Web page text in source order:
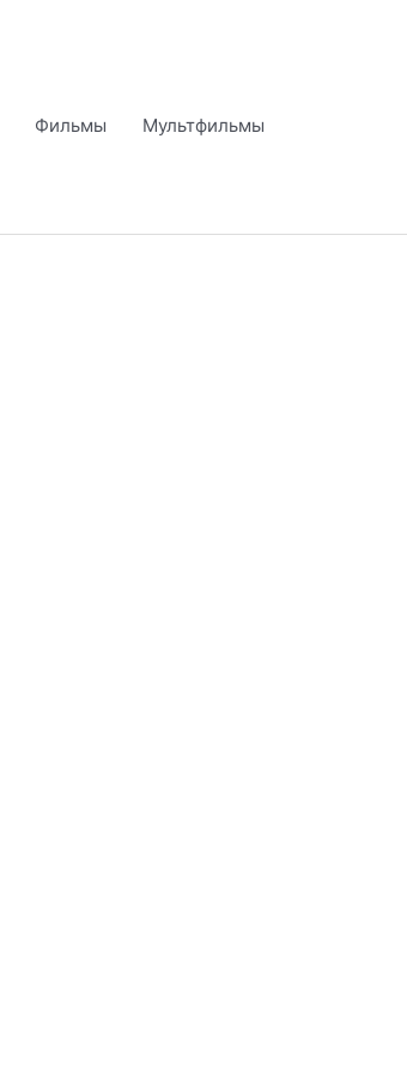
Фильмы Мультфильмы